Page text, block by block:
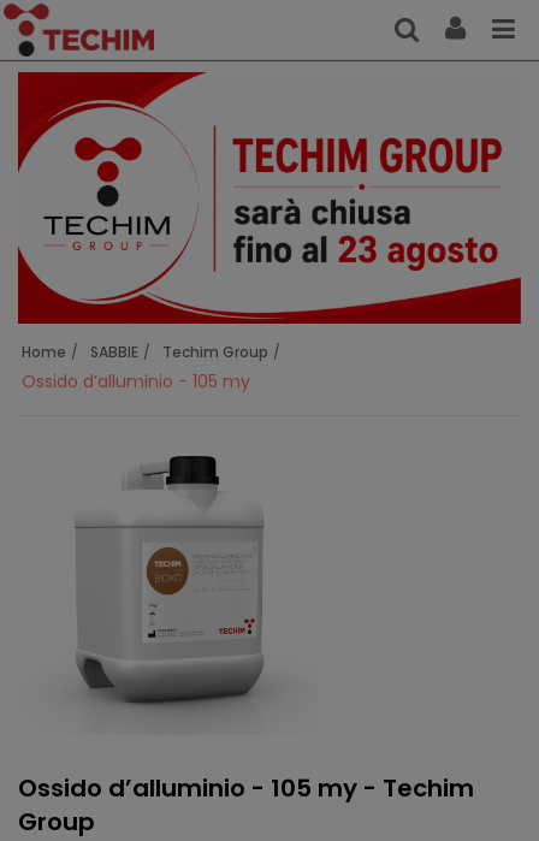
Home SABBIE Techim Group
Ossido d’alluminio - 105 my
Ossido d’alluminio - 105 my - Techim
Group